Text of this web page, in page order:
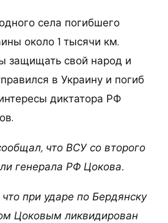
села погибшего
около 1 тысячи км.
защищать свой народ и
в Украину и погиб
диктатора РФ
что ВСУ со второго
генерала РФ Цокова.
при ударе по Бердянску
Цоковым ликвидирован